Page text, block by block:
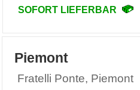
SOFORT LIEFERBAR
Piemont
Fratelli Ponte, Piemont